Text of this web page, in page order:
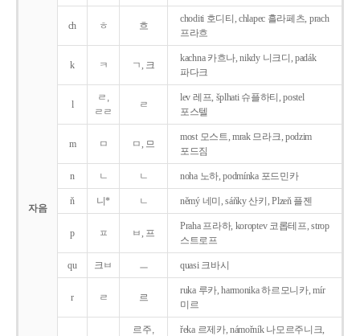
자음
ch ㅎ 흐
choditi 호디티, chlapec 흘라페츠, prach
프라흐
k ㅋ ㄱ, 크
kachna 카흐나, nikdy 니크디, padák
파다크
l
ㄹ,
ㄹㄹ
ㄹ
lev 레프, šplhati 슈플하티, postel
포스텔
m ㅁ ㅁ, 므
most 모스트, mrak 므라크, podzim
포드짐
n ㄴ ㄴ noha 노하, podmínka 포드민카
ň 니* ㄴ němý 네미, sáňky 산키, Plzeň 플젠
p ㅍ ㅂ, 프
Praha 프라하, koroptev 코롭테프, strop
스트로프
qu 크ㅂ ㅡ quasi 크바시
r ㄹ 르
ruka 루카, harmonika 하르모니카, mír
미르
르주,
řeka 르제카, námořník 나모르주니크,